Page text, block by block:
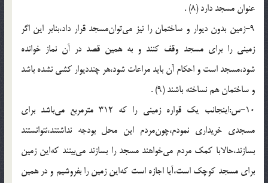
عنوان مسجد دارد (8) .
9-زمين بدون ديوار و ساختمان را نيز مى‌توان‌مسجد قرار داد،بنابر اين اگر
زمينى را براى مسجد وقف كنند و به همين قصد در آن نماز خوانده
شود،مسجد است و احكام آن بايد مراعات شود،هر چندديوار كشى نشده باشد
و ساختمان هم نساخته باشند (9) .
10-س:اينجانب يك قواره زمينى را كه 312 مترمربع مى‌باشد براى
مسجدى خريدارى نمودم،چون‌مردم اين محل بودجه نداشتند،نتوانستند
بسازند،حالابا كمك مردم مى‌خواهند مسجد را بسازند مى‌بينند كه‌اين زمين
براى مسجد كوچك است،آيا اجازه است كه‌اين زمين را بفروشيم و در همين